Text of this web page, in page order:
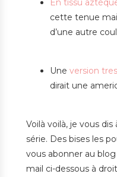
cette tenue
d’une autre
Une version
dirait une
Voilà voilà, je vous
série. Des bises les
vous abonner au
mail ci-dessous à